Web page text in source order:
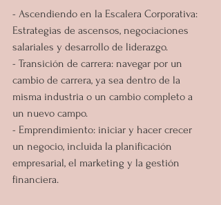
- Ascendiendo en la Escalera Corporativa:
Estrategias de ascensos, negociaciones
salariales y desarrollo de liderazgo.
- Transición de carrera: navegar por un
cambio de carrera, ya sea dentro de la
misma industria o un cambio completo a
un nuevo campo.
- Emprendimiento: iniciar y hacer crecer
un negocio, incluida la planificación
empresarial, el marketing y la gestión
financiera.